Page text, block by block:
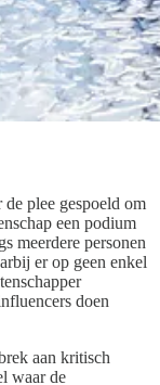
plee gespoeld om
een podium
meerdere personen
er op geen enkel
doen
aan kritisch
waar de